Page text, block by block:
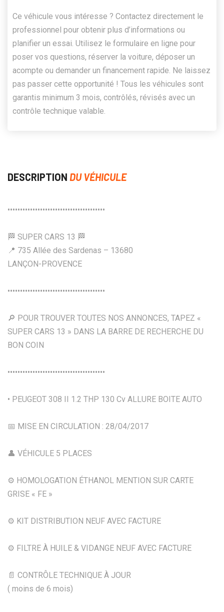
Ce véhicule vous intéresse ? Contactez directement le
professionnel pour obtenir plus d’informations ou
planifier un essai. Utilisez le formulaire en ligne pour
poser vos questions, réserver la voiture, déposer un
acompte ou demander un financement rapide. Ne laissez
pas passer cette opportunité ! Tous les véhicules sont
garantis minimum 3 mois, contrôlés, révisés avec un
contrôle technique valable.
DESCRIPTION DU VÉHICULE
•••••••••••••••••••••••••••••••••••••••
🏁 SUPER CARS 13 🏁
📍 735 Allée des Sardenas – 13680
LANÇON-PROVENCE
•••••••••••••••••••••••••••••••••••••••
🔎 POUR TROUVER TOUTES NOS ANNONCES, TAPEZ «
SUPER CARS 13 » DANS LA BARRE DE RECHERCHE DU
BON COIN
•••••••••••••••••••••••••••••••••••••••
• PEUGEOT 308 II 1.2 THP 130 Cv ALLURE BOITE AUTO
📅 MISE EN CIRCULATION : 28/04/2017
👤 VÉHICULE 5 PLACES
⚙️ HOMOLOGATION ÉTHANOL MENTION SUR CARTE
GRISE « FE »
⚙️ KIT DISTRIBUTION NEUF AVEC FACTURE
⚙️ FILTRE À HUILE & VIDANGE NEUF AVEC FACTURE
📄 CONTRÔLE TECHNIQUE À JOUR
( moins de 6 mois)